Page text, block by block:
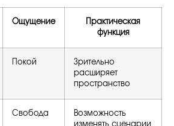
Ощущение
Практическая
функция
Покой
Зрительно
расширяет
пространство
Свобода
Возможность